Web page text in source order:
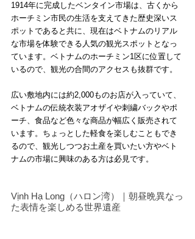
1914年に完成したベンタイン市場は、古くから
ホーチミン市民の生活を支えてきた歴史深いス
ポットであると共に、現在はベトナムのリアル
な市場を体験できる人気の観光スポットとなっ
ています。ベトナムのホーチミン1区に位置して
いるので、観光の合間のアクセスも抜群です。
広い敷地内には約2,000ものお店が入っていて、
ベトナムの伝統衣装アオザイや刺繍バックやポ
ーチ、食品など色々な商品が幅広く販売されて
います。ちょっとした軽食を楽しむこともでき
るので、観光しつつお土産を買いたい方やベト
ナムの市場に興味のある方は必見です。
Vịnh Hạ Long（ハロン湾）｜朝昼晩異なっ
た表情を楽しめる世界遺産